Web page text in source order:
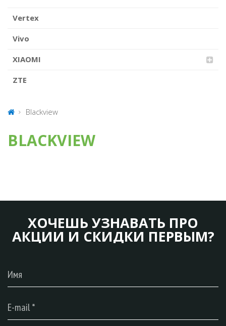
Vertex
Vivo
XIAOMI
ZTE
Blackview
BLACKVIEW
ХОЧЕШЬ УЗНАВАТЬ ПРО
АКЦИИ И СКИДКИ ПЕРВЫМ?